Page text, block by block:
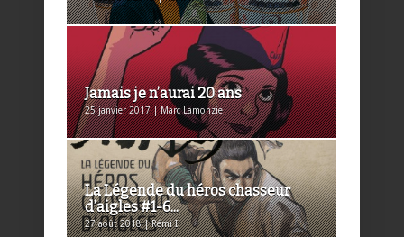
Jamais je n’aurai 20 ans
25 janvier 2017 | Marc Lamonzie
La Légende du héros chasseur
d’aigles #1-6...
27 août 2018 | Rémi I.